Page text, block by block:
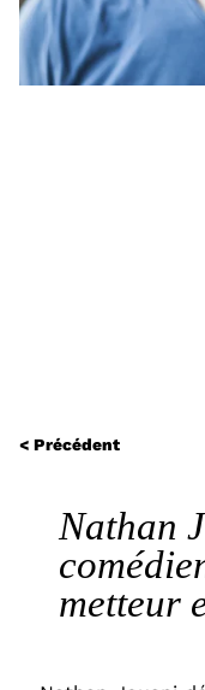
< Précédent
Nathan
metteur